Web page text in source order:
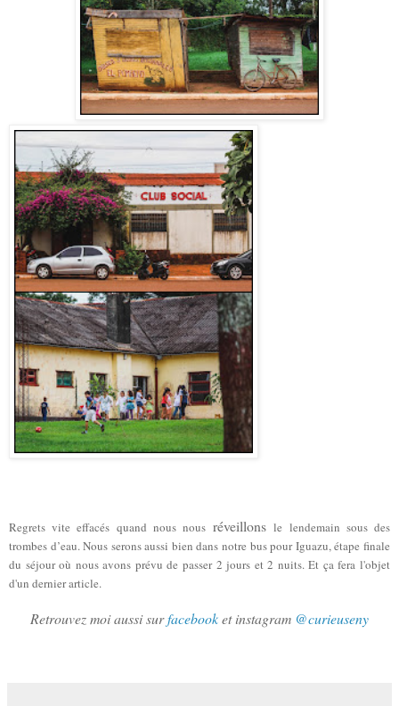
Regrets vite effacés quand nous nousréveillons le lendemain sous des
trombes d’eau. Nous serons aussi bien dans notre bus pour Iguazu, étape finale
du séjour où nous avons prévu de passer 2 jours et 2 nuits. Et ça fera l'objet
d'un dernier article.
Retrouvez moi aussi surfacebooket instagram @curieuseny